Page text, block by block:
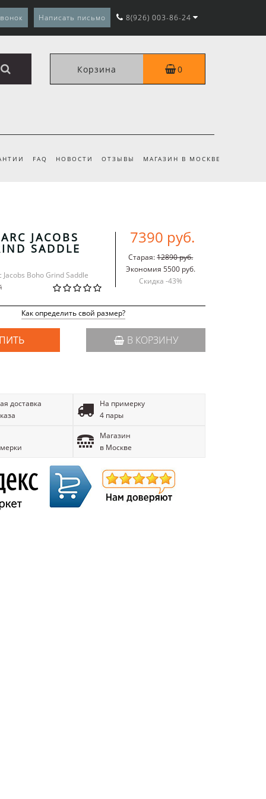
Написать письмо 8(926) 003-86-24
Корзина 0
FAQ НОВОСТИ ОТЗЫВЫ МАГАЗИН В МОСКВЕ
JACOBS
SADDLE
Boho Grind Saddle
7390 руб.
Старая:12890 руб.
Экономия 5500 руб.
Скидка -43%
Как определить свой размер?
В КОРЗИНУ
доставка
На примерку
4 пары
Магазин
в Москве